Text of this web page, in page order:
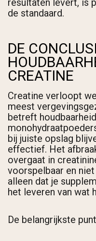
resultaten levert, is
de standaard.
DE
CREATINE
Creatine verloopt
meest
betreft
bij juiste opslag
effectief. Het
overgaat in
voorspelbaar en
alleen dat je
het leveren van wat
De belangrijkste